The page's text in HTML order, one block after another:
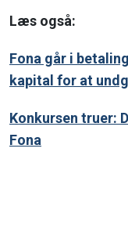
Læs også:
Fona går i
kapital for at
Konkursen truer:
Fona